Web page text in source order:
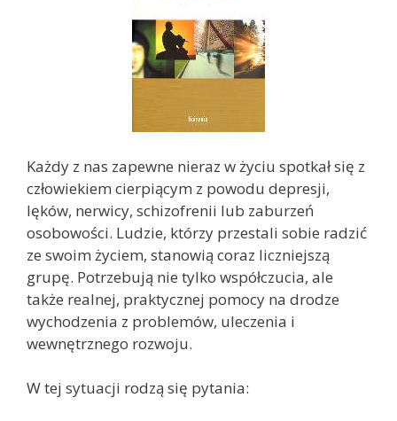
Każdy z nas zapewne nieraz w życiu spotkał się z
człowiekiem cierpiącym z powodu depresji,
lęków, nerwicy, schizofrenii lub zaburzeń
osobowości. Ludzie, którzy przestali sobie radzić
ze swoim życiem, stanowią coraz liczniejszą
grupę. Potrzebują nie tylko współczucia, ale
także realnej, praktycznej pomocy na drodze
wychodzenia z problemów, uleczenia i
wewnętrznego rozwoju.
W tej sytuacji rodzą się pytania: